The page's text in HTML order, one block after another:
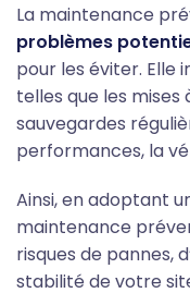
La maintenance
problèmes
pour les éviter. Elle
telles que les mises
sauvegardes
performances, la
Ainsi, en adoptant
maintenance
risques de pannes,
stabilité de votre